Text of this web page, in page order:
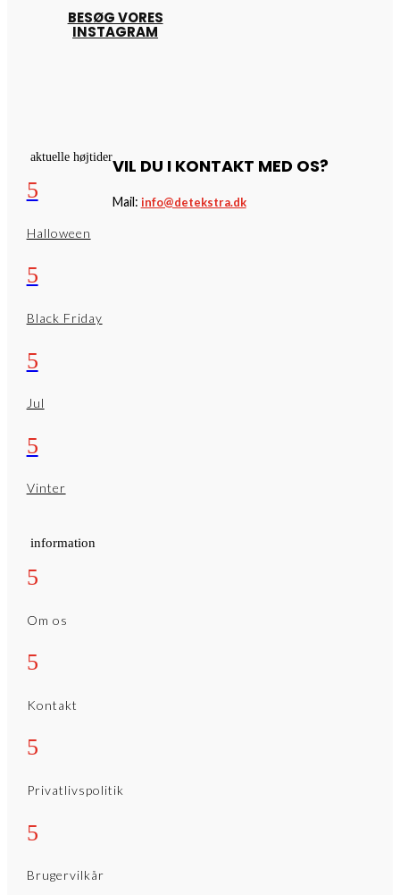
BESØG VORES
INSTAGRAM
aktuelle højtider
5
Halloween
5
Black Friday
5
Jul
5
Vinter
information
5
Om os
5
Kontakt
5
Privatlivspolitik
5
Brugervilkår
VIL DU I KONTAKT MED OS?
Mail: info@detekstra.dk